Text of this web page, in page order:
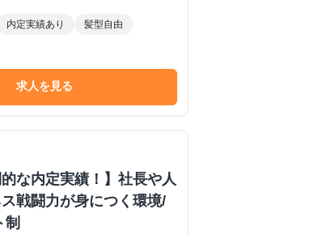
内定実績あり
髪型自由
求人を見る
な内定実績！】社長や人
戦闘力が身につく環境/